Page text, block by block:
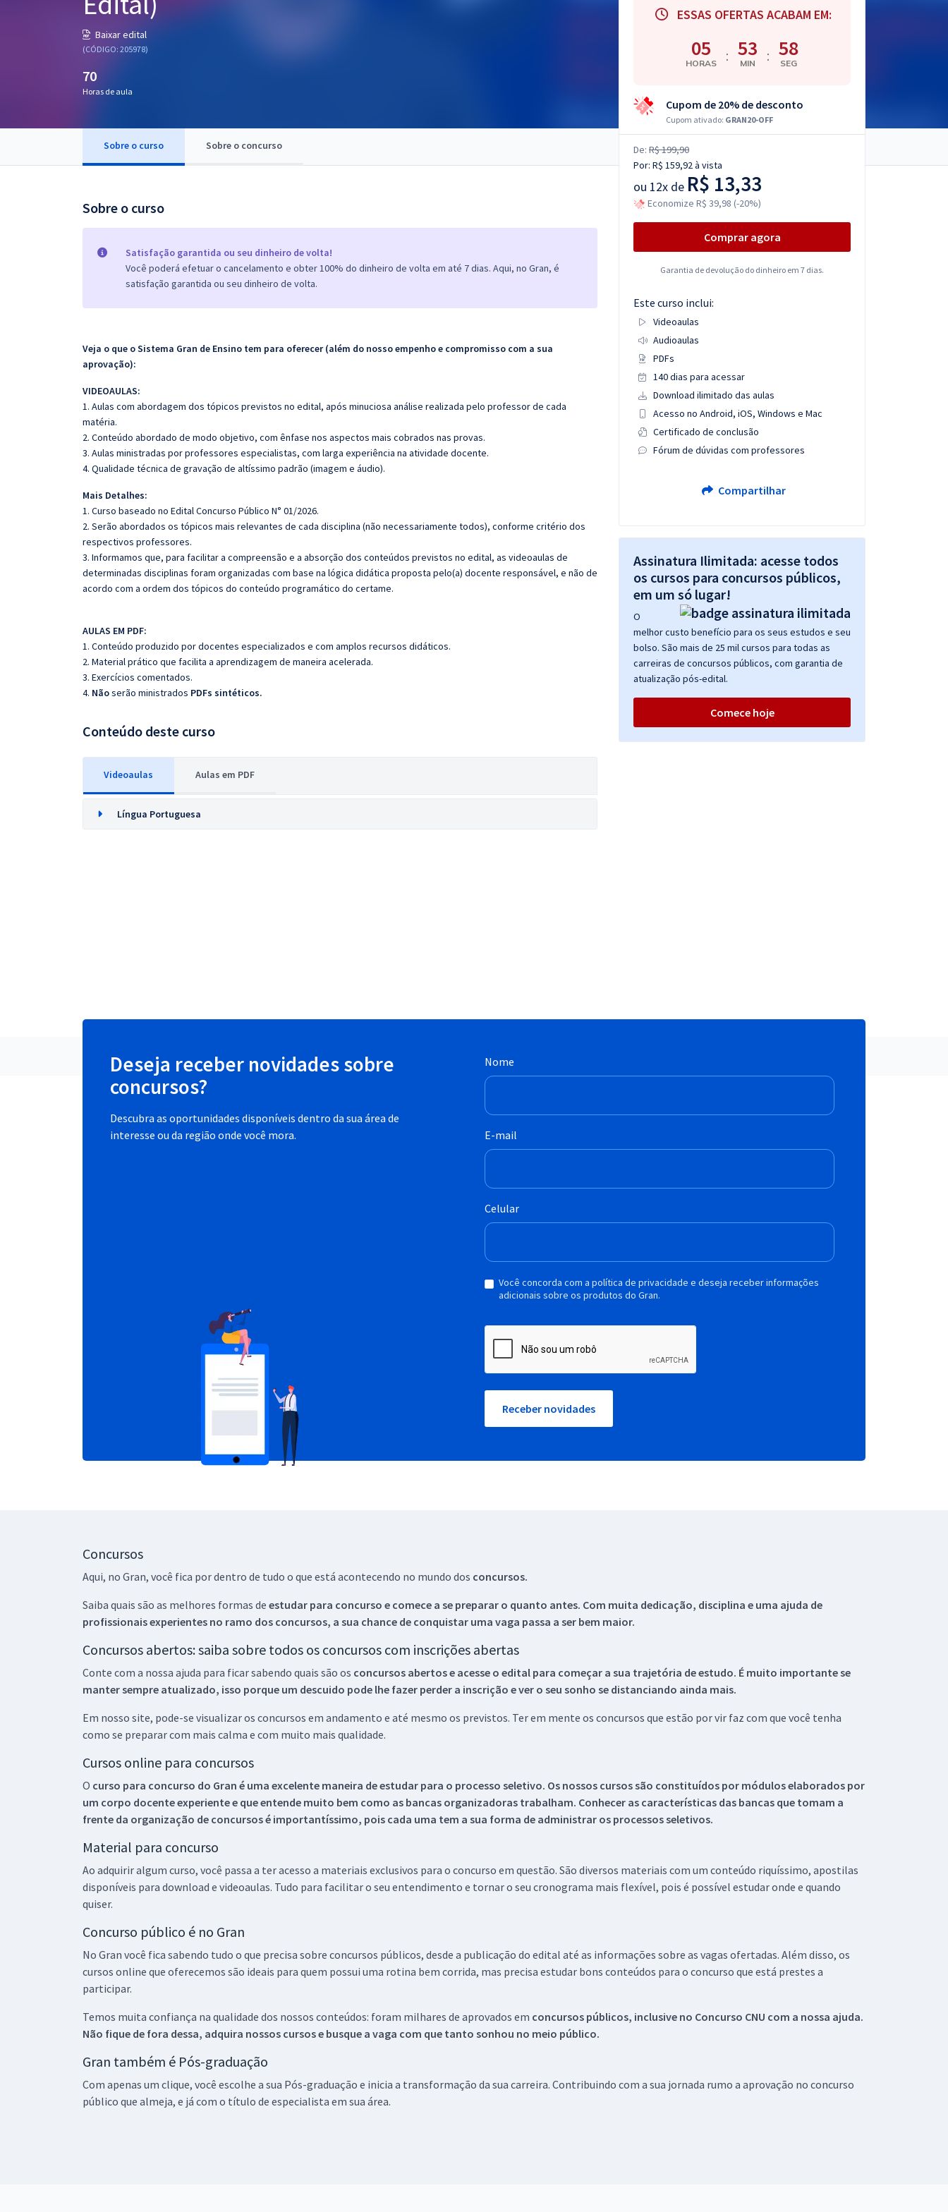
Baixar edital
(CÓDIGO: 205978)
70
Horas de aula
Sobre o curso Sobre o concurso
Sobre o curso
Satisfação garantida ou seu dinheiro de volta!
Você poderá efetuar o cancelamento e obter 100% do dinheiro de volta em até 7 dias. Aqui, no Gran, é
satisfação garantida ou seu dinheiro de volta.
Veja o que o Sistema Gran de Ensino tem para oferecer (além do nosso empenho e compromisso com a sua
aprovação):
VIDEOAULAS:
1. Aulas com abordagem dos tópicos previstos no edital, após minuciosa análise realizada pelo professor de cada
matéria.
2. Conteúdo abordado de modo objetivo, com ênfase nos aspectos mais cobrados nas provas.
3. Aulas ministradas por professores especialistas, com larga experiência na atividade docente.
4. Qualidade técnica de gravação de altíssimo padrão (imagem e áudio).
Mais Detalhes:
1. Curso baseado no Edital Concurso Público N° 01/2026.
2. Serão abordados os tópicos mais relevantes de cada disciplina (não necessariamente todos), conforme critério dos
respectivos professores.
3. Informamos que, para facilitar a compreensão e a absorção dos conteúdos previstos no edital, as videoaulas de
determinadas disciplinas foram organizadas com base na lógica didática proposta pelo(a) docente responsável, e não de
acordo com a ordem dos tópicos do conteúdo programático do certame.
AULAS EM PDF:
1. Conteúdo produzido por docentes especializados e com amplos recursos didáticos.
2. Material prático que facilita a aprendizagem de maneira acelerada.
3. Exercícios comentados.
4. Nãoserão ministrados PDFs sintéticos.
Conteúdo deste curso
Videoaulas Aulas em PDF
Língua Portuguesa
ESSAS OFERTAS ACABAM EM:
05
HORAS : 53
MIN : 56
SEG
Cupom de 20% de desconto
Cupom ativado: GRAN20-OFF
De: R$ 199,90
Por: R$ 159,92à vista
ou 12x de R$ 13,33
Economize R$ 39,98 (-20%)
Comprar agora
Garantia de devolução do dinheiro em 7 dias.
Este curso inclui:
Videoaulas
Audioaulas
PDFs
140 dias para acessar
Download ilimitado das aulas
Acesso no Android, iOS, Windows e Mac
Certificado de conclusão
Fórum de dúvidas com professores
Compartilhar
Assinatura Ilimitada: acesse todos
os cursos para concursos públicos,
em um só lugar!
O
melhor custo benefício para os seus estudos e seu
bolso. São mais de 25 mil cursos para todas as
carreiras de concursos públicos, com garantia de
atualização pós-edital.
Comece hoje
Deseja receber novidades sobre
concursos?
Descubra as oportunidades disponíveis dentro da sua área de
interesse ou da região onde você mora.
Nome
E-mail
Celular
Você concorda com a política de privacidade e deseja receber informações
adicionais sobre os produtos do Gran.
Receber novidades
Concursos
Aqui, no Gran, você fica por dentro de tudo o que está acontecendo no mundo dos concursos.
Saiba quais são as melhores formas de estudar para concurso e comece a se preparar o quanto antes. Com muita dedicação, disciplina e uma ajuda de
profissionais experientes no ramo dos concursos, a sua chance de conquistar uma vaga passa a ser bem maior.
Concursos abertos: saiba sobre todos os concursos com inscrições abertas
Conte com a nossa ajuda para ficar sabendo quais são os concursos abertos e acesse o edital para começar a sua trajetória de estudo. É muito importante se
manter sempre atualizado, isso porque um descuido pode lhe fazer perder a inscrição e ver o seu sonho se distanciando ainda mais.
Em nosso site, pode-se visualizar os concursos em andamento e até mesmo os previstos. Ter em mente os concursos que estão por vir faz com que você tenha
como se preparar com mais calma e com muito mais qualidade.
Cursos online para concursos
O curso para concurso do Gran é uma excelente maneira de estudar para o processo seletivo. Os nossos cursos são constituídos por módulos elaborados por
um corpo docente experiente e que entende muito bem como as bancas organizadoras trabalham. Conhecer as características das bancas que tomam a
frente da organização de concursos é importantíssimo, pois cada uma tem a sua forma de administrar os processos seletivos.
Material para concurso
Ao adquirir algum curso, você passa a ter acesso a materiais exclusivos para o concurso em questão. São diversos materiais com um conteúdo riquíssimo, apostilas
disponíveis para download e videoaulas. Tudo para facilitar o seu entendimento e tornar o seu cronograma mais flexível, pois é possível estudar onde e quando
quiser.
Concurso público é no Gran
No Gran você fica sabendo tudo o que precisa sobre concursos públicos, desde a publicação do edital até as informações sobre as vagas ofertadas. Além disso, os
cursos online que oferecemos são ideais para quem possui uma rotina bem corrida, mas precisa estudar bons conteúdos para o concurso que está prestes a
participar.
Temos muita confiança na qualidade dos nossos conteúdos: foram milhares de aprovados em concursos públicos, inclusive no Concurso CNU com a nossa ajuda.
Não fique de fora dessa, adquira nossos cursos e busque a vaga com que tanto sonhou no meio público.
Gran também é Pós-graduação
Com apenas um clique, você escolhe a sua Pós-graduação e inicia a transformação da sua carreira. Contribuindo com a sua jornada rumo a aprovação no concurso
público que almeja, e já com o título de especialista em sua área.